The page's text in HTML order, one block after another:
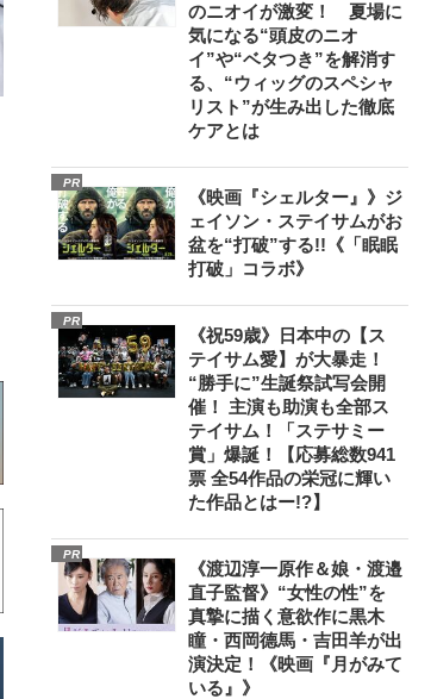
のニオイが激変！ 夏場に
気になる“頭皮のニオ
イ”や“ベタつき”を解消す
る、“ウィッグのスペシャ
リスト”が生み出した徹底
ケアとは
PR
《映画『シェルター』》ジ
ェイソン・ステイサムがお
盆を“打破”する!!《「眠眠
打破」コラボ》
PR
《祝59歳》日本中の【ス
テイサム愛】が大暴走！
“勝手に”生誕祭試写会開
催！ 主演も助演も全部ス
テイサム！「ステサミー
賞」爆誕！【応募総数941
票 全54作品の栄冠に輝い
た作品とはー!?】
PR
《渡辺淳一原作＆娘・渡邉
直子監督》“女性の性”を
真摯に描く意欲作に黒木
瞳・西岡德馬・吉田羊が出
演決定！《映画『月がみて
いる』》